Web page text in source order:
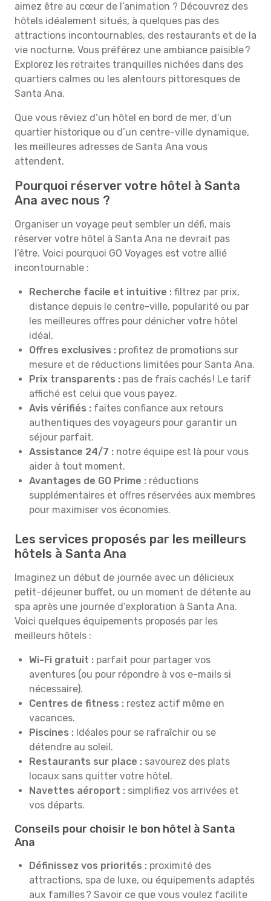
aimez être au cœur de l’animation ? Découvrez des
hôtels idéalement situés, à quelques pas des
attractions incontournables, des restaurants et de la
vie nocturne. Vous préférez une ambiance paisible ?
Explorez les retraites tranquilles nichées dans des
quartiers calmes ou les alentours pittoresques de
Santa Ana.
Que vous rêviez d’un hôtel en bord de mer, d’un
quartier historique ou d’un centre-ville dynamique,
les meilleures adresses de Santa Ana vous
attendent.
Pourquoi réserver votre hôtel à Santa
Ana avec nous ?
Organiser un voyage peut sembler un défi, mais
réserver votre hôtel à Santa Ana ne devrait pas
l’être. Voici pourquoi GO Voyages est votre allié
incontournable :
Recherche facile et intuitive : filtrez par prix,
distance depuis le centre-ville, popularité ou par
les meilleures offres pour dénicher votre hôtel
idéal.
Offres exclusives : profitez de promotions sur
mesure et de réductions limitées pour Santa Ana.
Prix transparents : pas de frais cachés ! Le tarif
affiché est celui que vous payez.
Avis vérifiés : faites confiance aux retours
authentiques des voyageurs pour garantir un
séjour parfait.
Assistance 24/7 : notre équipe est là pour vous
aider à tout moment.
Avantages de GO Prime : réductions
supplémentaires et offres réservées aux membres
pour maximiser vos économies.
Les services proposés par les meilleurs
hôtels à Santa Ana
Imaginez un début de journée avec un délicieux
petit-déjeuner buffet, ou un moment de détente au
spa après une journée d’exploration à Santa Ana.
Voici quelques équipements proposés par les
meilleurs hôtels :
Wi-Fi gratuit : parfait pour partager vos
aventures (ou pour répondre à vos e-mails si
nécessaire).
Centres de fitness : restez actif même en
vacances.
Piscines : Idéales pour se rafraîchir ou se
détendre au soleil.
Restaurants sur place : savourez des plats
locaux sans quitter votre hôtel.
Navettes aéroport : simplifiez vos arrivées et
vos départs.
Conseils pour choisir le bon hôtel à Santa
Ana
Définissez vos priorités : proximité des
attractions, spa de luxe, ou équipements adaptés
aux familles ? Savoir ce que vous voulez facilite